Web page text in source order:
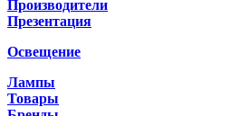
Производители
Презентация
Освещение
Лампы
Товары